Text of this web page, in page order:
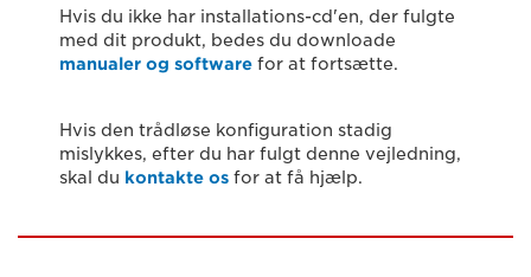
Hvis du ikke har installations-cd'en, der fulgte
med dit produkt, bedes du downloade
manualer og software for at fortsætte.
Hvis den trådløse konfiguration stadig
mislykkes, efter du har fulgt denne vejledning,
skal du kontakte os for at få hjælp.